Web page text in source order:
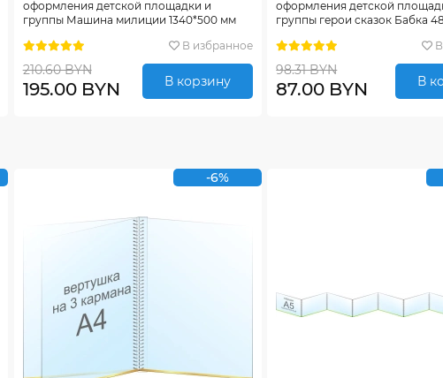
оформления детской площадки и
группы Машина милиции 1340*500 мм
В избранное
210.60 BYN
195.00 BYN В корзину
оформления детской
группы герои сказок Бабка
98.31 BYN
87.00 BYN В
-6%